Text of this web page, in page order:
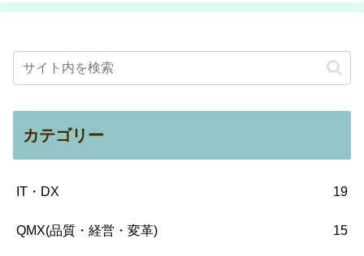
カテゴリー
IT・DX 19
QMX(品質・経営・変革) 15